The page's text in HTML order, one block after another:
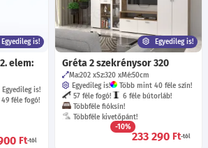
Egyedileg is!
elem:
Egyedileg is!
49 féle fogó!
Ft-tól
Egyedileg is!
Gréta 2 szekrénysor 320
Ma:202 Sz:320 Mé:50cm
Egyedileg is!
Több mint 40 féle szín!
57 féle fogó!
6 féle bútorláb!
Többféle fióksín!
Többféle kivetőpánt!
-10%
233 290 Ft-tól